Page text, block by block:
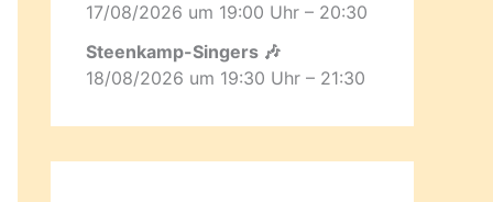
17/08/2026 um 19:00 Uhr – 20:30
Steenkamp-Singers 🎶
18/08/2026 um 19:30 Uhr – 21:30